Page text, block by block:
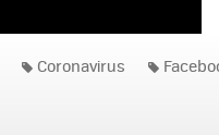
Coronavirus